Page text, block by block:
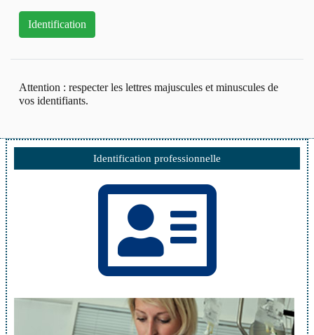
Identification professionnelle
Attention : respecter les lettres majuscules et minuscules de
vos identifiants.